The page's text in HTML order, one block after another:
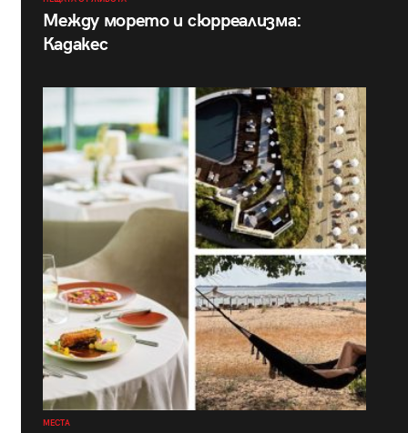
Между морето и сюрреализма:
Кадакес
МЕСТА